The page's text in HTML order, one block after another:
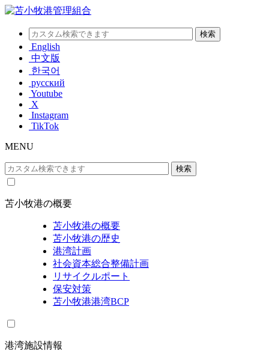
English
中文版
한국어
русский
Youtube
X
Instagram
TikTok
MENU
苫小牧港の概要
苫小牧港の概要
苫小牧港の歴史
港湾計画
社会資本総合整備計画
リサイクルポート
保安対策
苫小牧港港湾BCP
港湾施設情報